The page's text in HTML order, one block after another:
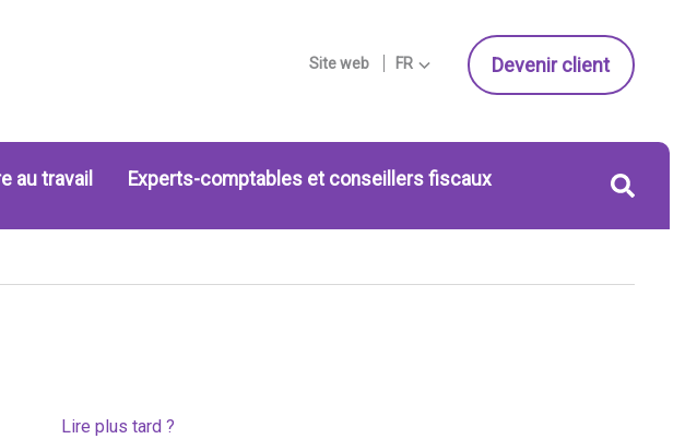
Site web FR Devenir client
au travail Experts-comptables et conseillers fiscaux
Lire plus tard ?